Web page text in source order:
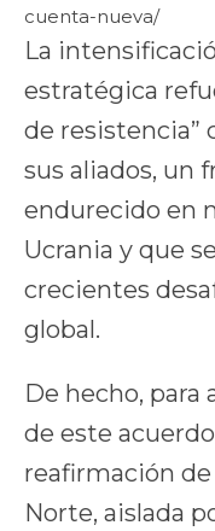
cuenta-nueva/
La
estratégica
de resistencia”
sus aliados, un
endurecido en
Ucrania y que
crecientes
global.
De hecho, para
de este
reafirmación de
Norte, aislada